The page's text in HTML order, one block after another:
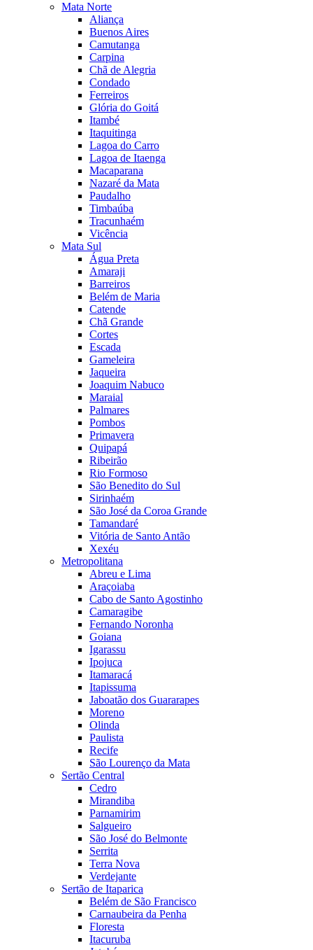
Mata Norte
Aliança
Buenos Aires
Camutanga
Carpina
Chã de Alegria
Condado
Ferreiros
Glória do Goitá
Itambé
Itaquitinga
Lagoa do Carro
Lagoa de Itaenga
Macaparana
Nazaré da Mata
Paudalho
Timbaúba
Tracunhaém
Vicência
Mata Sul
Água Preta
Amaraji
Barreiros
Belém de Maria
Catende
Chã Grande
Cortes
Escada
Gameleira
Jaqueira
Joaquim Nabuco
Maraial
Palmares
Pombos
Primavera
Quipapá
Ribeirão
Rio Formoso
São Benedito do Sul
Sirinhaém
São José da Coroa Grande
Tamandaré
Vitória de Santo Antão
Xexéu
Metropolitana
Abreu e Lima
Araçoiaba
Cabo de Santo Agostinho
Camaragibe
Fernando Noronha
Goiana
Igarassu
Ipojuca
Itamaracá
Itapissuma
Jaboatão dos Guararapes
Moreno
Olinda
Paulista
Recife
São Lourenço da Mata
Sertão Central
Cedro
Mirandiba
Parnamirim
Salgueiro
São José do Belmonte
Serrita
Terra Nova
Verdejante
Sertão de Itaparica
Belém de São Francisco
Carnaubeira da Penha
Floresta
Itacuruba